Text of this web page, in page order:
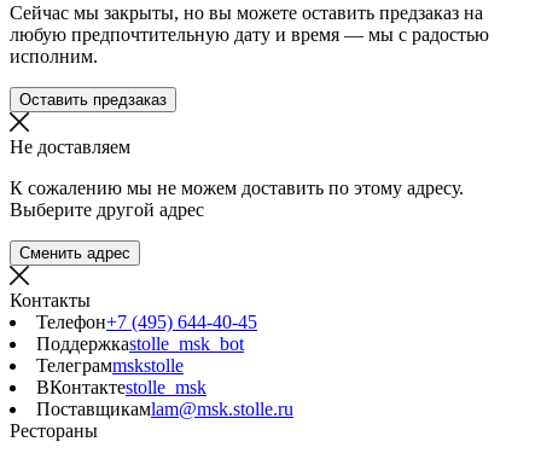
Сейчас мы закрыты, но вы можете оставить предзаказ на
любую предпочтительную дату и время — мы с радостью
исполним.
Оставить предзаказ
Не доставляем
К сожалению мы не можем доставить по этому адресу.
Выберите другой адрес
Сменить адрес
Контакты
Телефон+7 (495) 644-40-45
Поддержкаstolle_msk_bot
Телеграмmskstolle
ВКонтактеstolle_msk
Поставщикамlam@msk.stolle.ru
Рестораны